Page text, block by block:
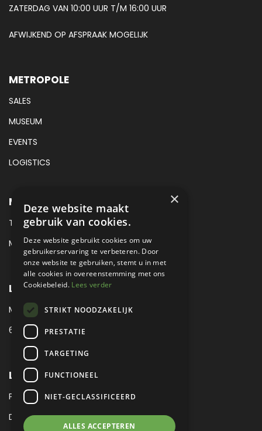
ZATERDAG VAN 10:00 UUR T/M 16:00 UUR
AFWIJKEND OP AFSPRAAK MOGELIJK
METROPOLE
SALES
MUSEUM
EVENTS
LOGISTICS
METROPOLE SALES CONTACT
TEL:+31 (0) 88 425 94 00
MAIL:SALES@METROPOLE.NL
LOCATIE
MEUBELLAAN 1 / VIA ENZO FERRARI
6651 KV DRUTEN / THE NETHERLANDS
LEGAL
PRIVACY VERKLARING
DISCLAIMER|SITEMAP
×
Deze website maakt
gebruik van cookies.
Deze website gebruikt cookies om uw
gebruikerservaring te verbeteren. Door
onze website te gebruiken, stemt u in met
alle cookies in overeenstemming met ons
Cookiebeleid. Lees verder
STRIKT NOODZAKELIJK
PRESTATIE
TARGETING
FUNCTIONEEL
NIET-GECLASSIFICEERD
ALLES ACCEPTEREN